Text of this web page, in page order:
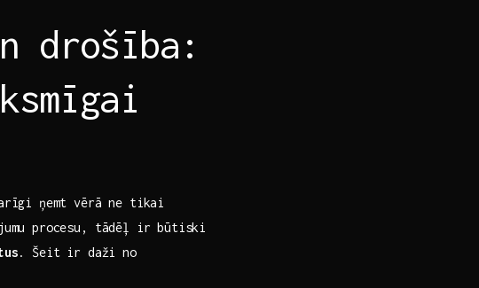
drošība:
ņemt vērā ne tikai
procesu, tādēļ ir būtiski
. Šeit ir daži no